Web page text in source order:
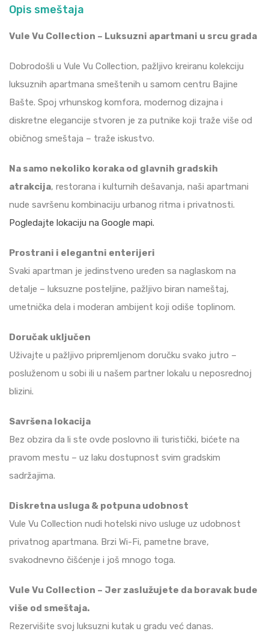
Opis smeštaja
Vule Vu Collection – Luksuzni apartmani u srcu grada
Dobrodošli u Vule Vu Collection, pažljivo kreiranu kolekciju
luksuznih apartmana smeštenih u samom centru Bajine
Bašte. Spoj vrhunskog komfora, modernog dizajna i
diskretne elegancije stvoren je za putnike koji traže više od
običnog smeštaja – traže iskustvo.
Na samo nekoliko koraka od glavnih gradskih
atrakcija, restorana i kulturnih dešavanja, naši apartmani
nude savršenu kombinaciju urbanog ritma i privatnosti.
Pogledajte lokaciju na Google mapi.
Prostrani i elegantni enterijeri
Svaki apartman je jedinstveno uređen sa naglaskom na
detalje – luksuzne posteljine, pažljivo biran nameštaj,
umetnička dela i moderan ambijent koji odiše toplinom.
Doručak uključen
Uživajte u pažljivo pripremljenom doručku svako jutro –
posluženom u sobi ili u našem partner lokalu u neposrednoj
blizini.
Savršena lokacija
Bez obzira da li ste ovde poslovno ili turistički, bićete na
pravom mestu – uz laku dostupnost svim gradskim
sadržajima.
Diskretna usluga & potpuna udobnost
Vule Vu Collection nudi hotelski nivo usluge uz udobnost
privatnog apartmana. Brzi Wi-Fi, pametne brave,
svakodnevno čišćenje i još mnogo toga.
Vule Vu Collection – Jer zaslužujete da boravak bude
više od smeštaja.
Rezervišite svoj luksuzni kutak u gradu već danas.